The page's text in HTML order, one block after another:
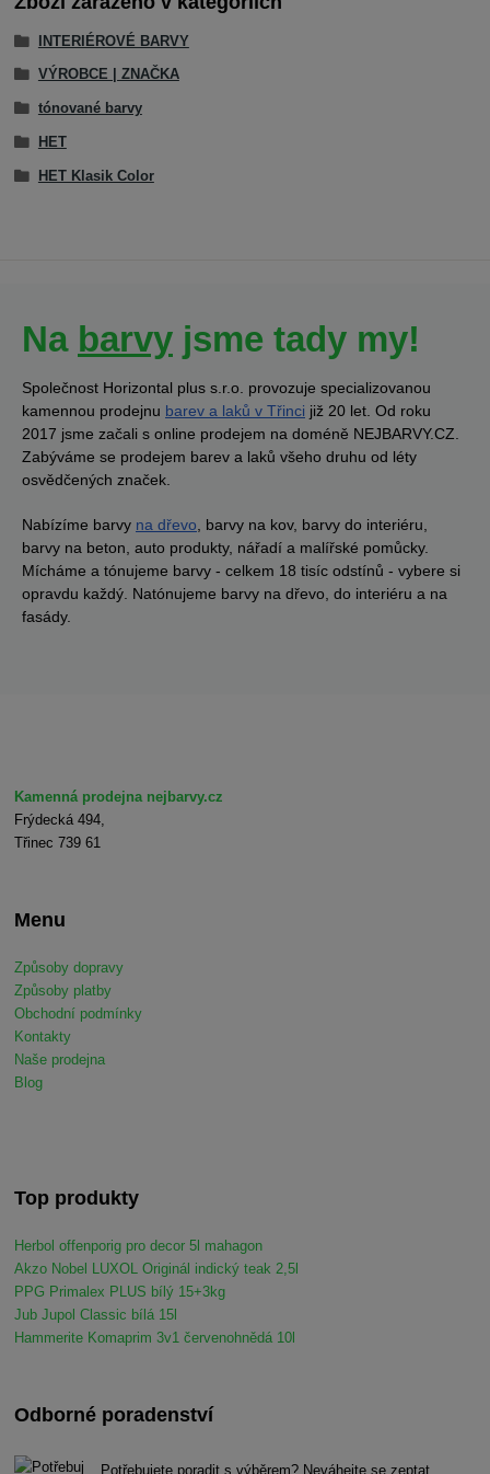
INTERIÉROVÉ BARVY
VÝROBCE | ZNAČKA
tónované barvy
HET
HET Klasik Color
Na barvy jsme tady my!
Společnost Horizontal plus s.r.o. provozuje specializovanou
kamennou prodejnu barev a laků v Třinci již 20 let. Od roku
2017 jsme začali s online prodejem na doméně NEJBARVY.CZ.
Zabýváme se prodejem barev a laků všeho druhu od léty
osvědčených značek.
Nabízíme barvy na dřevo, barvy na kov, barvy do interiéru,
barvy na beton, auto produkty, nářadí a malířské pomůcky.
Mícháme a tónujeme barvy - celkem 18 tisíc odstínů - vybere si
opravdu každý. Natónujeme barvy na dřevo, do interiéru a na
fasády.
Kamenná prodejna nejbarvy.cz
Frýdecká 494,
Třinec 739 61
Menu
Způsoby dopravy
Způsoby platby
Obchodní podmínky
Kontakty
Naše prodejna
Blog
Top produkty
Herbol offenporig pro decor 5l mahagon
Akzo Nobel LUXOL Originál indický teak 2,5l
PPG Primalex PLUS bílý 15+3kg
Jub Jupol Classic bílá 15l
Hammerite Komaprim 3v1 červenohnědá 10l
Odborné poradenství
Potřebujete poradit s výběrem? Neváhejte se zeptat